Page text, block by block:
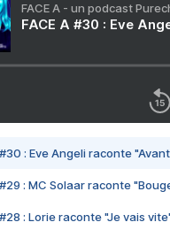
FACE A - un podcast
FACE A #30 : Eve
#30 : Eve Angeli raconte
#29 : MC Solaar raconte
#28 : Lorie raconte "Je vais